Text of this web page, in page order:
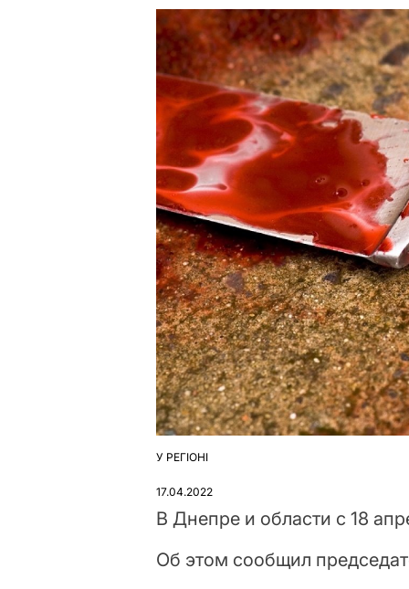
ОПУБЛІКУВАТИ
У РЕГІОНІ
17.04.2022
В Днепре и области с 18
Об этом сообщил